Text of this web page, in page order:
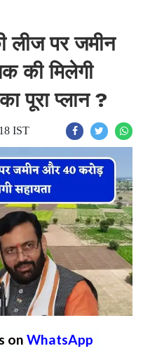
लीज पर जमीन
की मिलेगी
पूरा प्लान ?
IST
on WhatsApp